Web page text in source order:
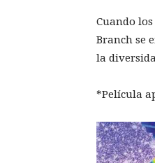
Cuando
Branch se
la
*Película